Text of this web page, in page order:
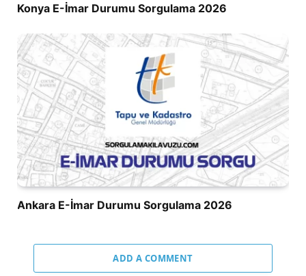
Konya E-İmar Durumu Sorgulama 2026
Ankara E-İmar Durumu Sorgulama 2026
ADD A COMMENT